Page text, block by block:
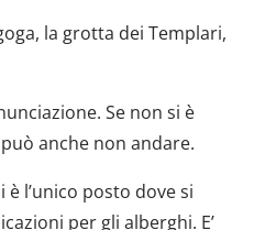
la grotta dei Templari,
Se non si è
anche non andare.
è l’unico posto dove si
per gli alberghi. E’